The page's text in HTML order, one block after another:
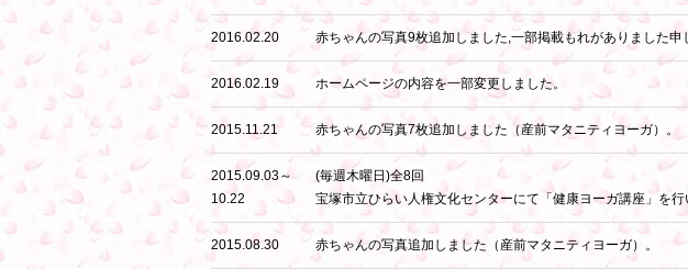
2016.02.20 赤ちゃんの写真9枚追加しました,一部掲載もれがありました申
2016.02.19 ホームページの内容を一部変更しました。
2015.11.21 赤ちゃんの写真7枚追加しました（産前マタニティヨーガ）。
2015.09.03～
10.22
(毎週木曜日)全8回
宝塚市立ひらい人権文化センターにて「健康ヨーガ講座」を
2015.08.30 赤ちゃんの写真追加しました（産前マタニティヨーガ）。